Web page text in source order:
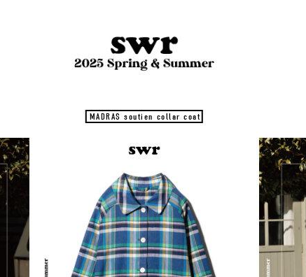
MADRAS soutien collar coat